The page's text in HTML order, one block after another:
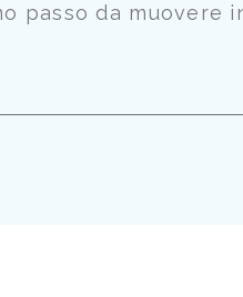
passo da muovere